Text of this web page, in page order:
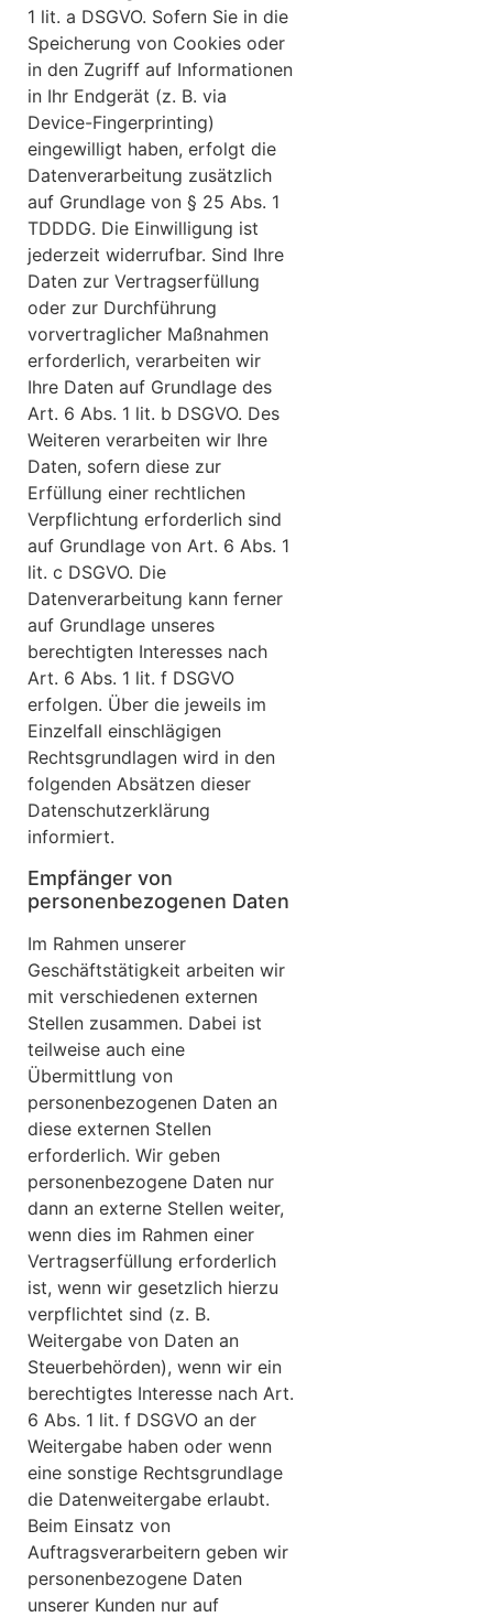
1 lit. a DSGVO. Sofern Sie in die
Speicherung von Cookies oder
in den Zugriff auf Informationen
in Ihr Endgerät (z. B. via
Device-Fingerprinting)
eingewilligt haben, erfolgt die
Datenverarbeitung zusätzlich
auf Grundlage von § 25 Abs. 1
TDDDG. Die Einwilligung ist
jederzeit widerrufbar. Sind Ihre
Daten zur Vertragserfüllung
oder zur Durchführung
vorvertraglicher Maßnahmen
erforderlich, verarbeiten wir
Ihre Daten auf Grundlage des
Art. 6 Abs. 1 lit. b DSGVO. Des
Weiteren verarbeiten wir Ihre
Daten, sofern diese zur
Erfüllung einer rechtlichen
Verpflichtung erforderlich sind
auf Grundlage von Art. 6 Abs. 1
lit. c DSGVO. Die
Datenverarbeitung kann ferner
auf Grundlage unseres
berechtigten Interesses nach
Art. 6 Abs. 1 lit. f DSGVO
erfolgen. Über die jeweils im
Einzelfall einschlägigen
Rechtsgrundlagen wird in den
folgenden Absätzen dieser
Datenschutzerklärung
informiert.
Empfänger von
personenbezogenen Daten
Im Rahmen unserer
Geschäftstätigkeit arbeiten wir
mit verschiedenen externen
Stellen zusammen. Dabei ist
teilweise auch eine
Übermittlung von
personenbezogenen Daten an
diese externen Stellen
erforderlich. Wir geben
personenbezogene Daten nur
dann an externe Stellen weiter,
wenn dies im Rahmen einer
Vertragserfüllung erforderlich
ist, wenn wir gesetzlich hierzu
verpflichtet sind (z. B.
Weitergabe von Daten an
Steuerbehörden), wenn wir ein
berechtigtes Interesse nach Art.
6 Abs. 1 lit. f DSGVO an der
Weitergabe haben oder wenn
eine sonstige Rechtsgrundlage
die Datenweitergabe erlaubt.
Beim Einsatz von
Auftragsverarbeitern geben wir
personenbezogene Daten
unserer Kunden nur auf